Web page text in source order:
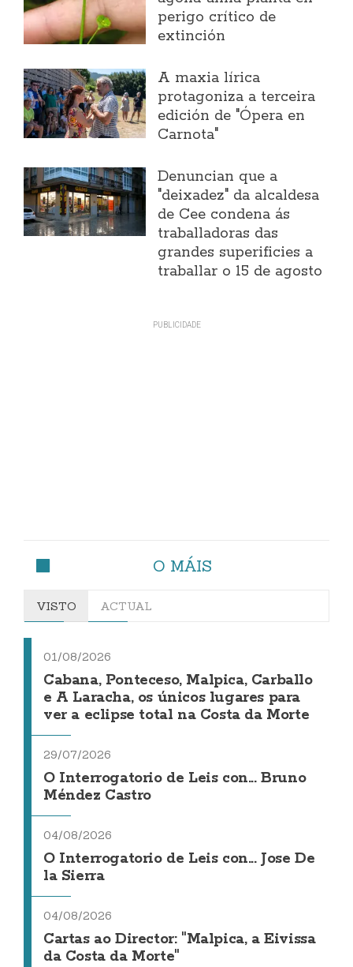
perigo crítico de
extinción
A maxia lírica
protagoniza a terceira
edición de "Ópera en
Carnota"
Denuncian que a
"deixadez" da alcaldesa
de Cee condena ás
traballadoras das
grandes superificies a
traballar o 15 de agosto
O MÁIS
VISTO ACTUAL
01/08/2026
Cabana, Ponteceso, Malpica, Carballo
e A Laracha, os únicos lugares para
ver a eclipse total na Costa da Morte
29/07/2026
O Interrogatorio de Leis con... Bruno
Méndez Castro
04/08/2026
O Interrogatorio de Leis con... Jose De
la Sierra
04/08/2026
Cartas ao Director: "Malpica, a Eivissa
da Costa da Morte"